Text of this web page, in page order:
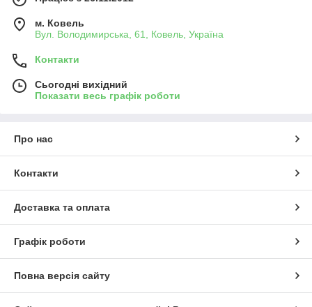
м. Ковель
Вул. Володимирська, 61, Ковель, Україна
Контакти
Сьогодні вихідний
Показати весь графік роботи
Про нас
Контакти
Доставка та оплата
Графік роботи
Повна версія сайту